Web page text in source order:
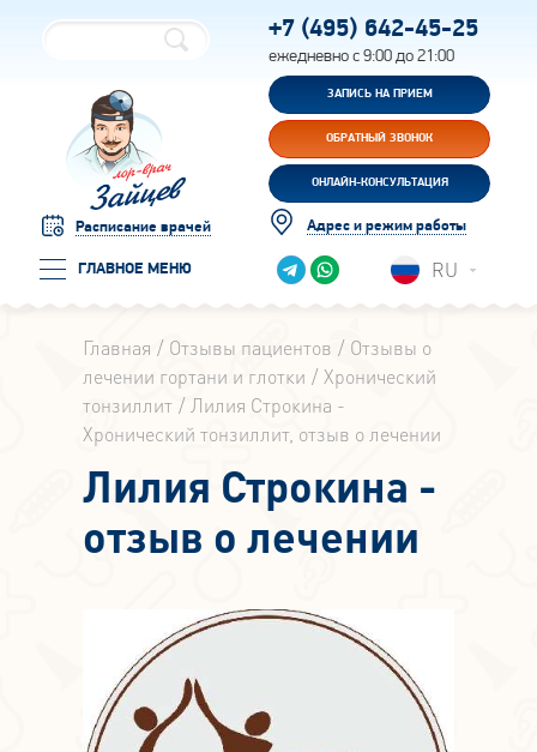
Расписание врачей
ГЛАВНОЕ МЕНЮ
+7 (495) 642-45-25
ежедневно с 9:00 до 21:00
ЗАПИСЬ НА ПРИЕМ
ОБРАТНЫЙ ЗВОНОК
ОНЛАЙН-КОНСУЛЬТАЦИЯ
Адрес и режим работы
RU
Главная Отзывы пациентов
Отзывы о
лечении гортани и глотки
Хронический
тонзиллит
Лилия Строкина -
Хронический тонзиллит, отзыв о лечении
Лилия Строкина -
отзыв о лечении